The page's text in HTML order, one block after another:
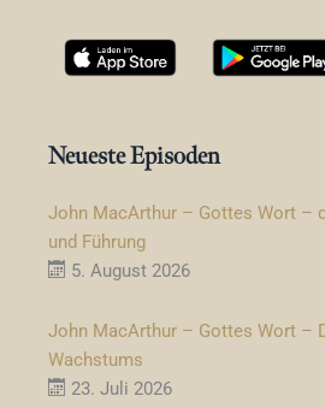
Neueste Episoden
John MacArthur – Gottes Wort –
und Führung
5. August 2026
John MacArthur – Gottes Wort –
Wachstums
23. Juli 2026